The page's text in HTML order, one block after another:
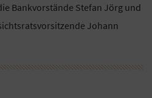
Bankvorstände Stefan Jörg und
Johann